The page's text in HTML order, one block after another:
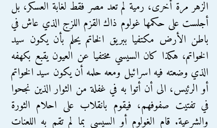
الزهر مرة أخرى، رمية لم تعد مصر فقط لغابة العسكر، بل
أجلست على حكمها غولوم ذاك القزم اللزج الذي عاش في
باطن الأرض مكتفيا ببريق الخاتم يحلم بأن يكون سيد
الخواتم، هكذا كان السيسي مختفيا عن العيون يقبع بكهفه
الذي وضعته فيه اسرائيل ومعه حلمه أن يكون سيد الخواتم
أو الرئيس، الى أن أتوا به في غفلة من الثوار الذين نجحوا
في تفتيت صفوفهم، فيقوم بانقلاب على احلام الثورة
والشرعية. قام الغولوم أو السيسي بما لم تقم به اللعنات